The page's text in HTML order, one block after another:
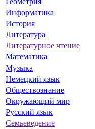
Информатика
История
Литература
Литературное чтение
Математика
Музыка
Немецкий язык
Обществознание
Окружающий мир
Русский язык
Семьеведение